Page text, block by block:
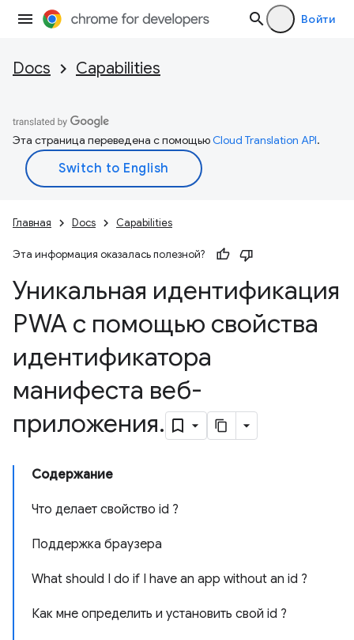
Войти
Docs Capabilities
Эта страница переведена с помощьюCloud Translation API.
Главная Docs Capabilities
Эта информация оказалась полезной?
Уникальная идентификация
PWA с помощью свойства
идентификатора
манифеста веб-
приложения.
Содержание
Что делает свойство id ?
Поддержка браузера
What should I do if I have an app without an id ?
Как мне определить и установить свой id ?